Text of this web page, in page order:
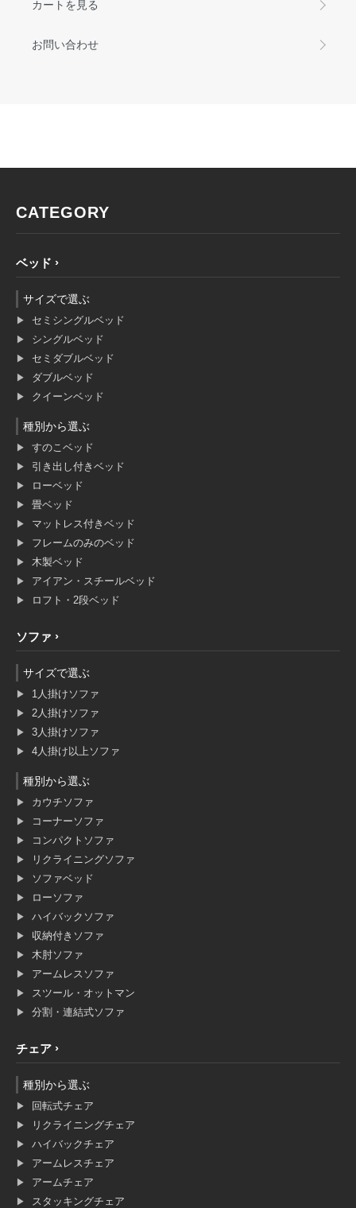
カートを見る
お問い合わせ
CATEGORY
ベッド
サイズで選ぶ
セミシングルベッド
シングルベッド
セミダブルベッド
ダブルベッド
クイーンベッド
種別から選ぶ
すのこベッド
引き出し付きベッド
ローベッド
畳ベッド
マットレス付きベッド
フレームのみのベッド
木製ベッド
アイアン・スチールベッド
ロフト・2段ベッド
ソファ
サイズで選ぶ
1人掛けソファ
2人掛けソファ
3人掛けソファ
4人掛け以上ソファ
種別から選ぶ
カウチソファ
コーナーソファ
コンパクトソファ
リクライニングソファ
ソファベッド
ローソファ
ハイバックソファ
収納付きソファ
木肘ソファ
アームレスソファ
スツール・オットマン
分割・連結式ソファ
チェア
種別から選ぶ
回転式チェア
リクライニングチェア
ハイバックチェア
アームレスチェア
アームチェア
スタッキングチェア